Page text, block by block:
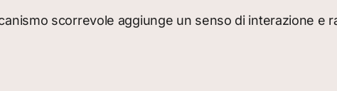
scorrevole aggiunge un senso di interazione e